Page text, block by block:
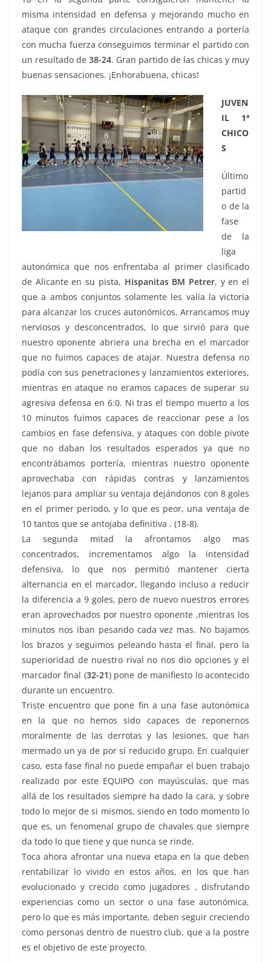
misma intensidad en defensa y mejorando mucho en
ataque con grandes circulaciones entrando a portería
con mucha fuerza conseguimos terminar el partido con
un resultado de 38-24. Gran partido de las chicas y muy
buenas sensaciones. ¡Enhorabuena, chicas!
JUVEN
IL 1ª
CHICO
S
Último
partid
o de la
fase
de la
liga
autonómica que nos enfrentaba al primer clasificado
de Alicante en su pista, Hispanitas BM Petrer, y en el
que a ambos conjuntos solamente les valía la victoria
para alcanzar los cruces autonómicos. Arrancamos muy
nerviosos y desconcentrados, lo que sirvió para que
nuestro oponente abriera una brecha en el marcador
que no fuimos capaces de atajar. Nuestra defensa no
podía con sus penetraciones y lanzamientos exteriores,
mientras en ataque no eramos capaces de superar su
agresiva defensa en 6:0. Ni tras el tiempo muerto a los
10 minutos fuimos capaces de reaccionar pese a los
cambios en fase defensiva, y ataques con doble pivote
que no daban los resultados esperados ya que no
encontrábamos portería, mientras nuestro oponente
aprovechaba con rápidas contras y lanzamientos
lejanos para ampliar su ventaja dejándonos con 8 goles
en el primer periodo, y lo que es peor, una ventaja de
10 tantos que se antojaba definitiva . (18-8).
La segunda mitad la afrontamos algo mas
concentrados, incrementamos algo la intensidad
defensiva, lo que nos permitió mantener cierta
alternancia en el marcador, llegando incluso a reducir
la diferencia a 9 goles, pero de nuevo nuestros errores
eran aprovechados por nuestro oponente ,mientras los
minutos nos iban pesando cada vez mas. No bajamos
los brazos y seguimos peleando hasta el final, pero la
superioridad de nuestro rival no nos dio opciones y el
marcador final (32-21) pone de manifiesto lo acontecido
durante un encuentro.
Triste encuentro que pone fin a una fase autonómica
en la que no hemos sido capaces de reponernos
moralmente de las derrotas y las lesiones, que han
mermado un ya de por sí reducido grupo. En cualquier
caso, esta fase final no puede empañar el buen trabajo
realizado por este EQUIPO con mayúsculas, que mas
allá de los resultados siempre ha dado la cara, y sobre
todo lo mejor de si mismos, siendo en todo momento lo
que es, un fenomenal grupo de chavales que siempre
da todo lo que tiene y que nunca se rinde.
Toca ahora afrontar una nueva etapa en la que deben
rentabilizar lo vivido en estos años, en los que han
evolucionado y crecido como jugadores , disfrutando
experiencias como un sector o una fase autonómica,
pero lo que es más importante, deben seguir creciendo
como personas dentro de nuestro club, que a la postre
es el objetivo de este proyecto.